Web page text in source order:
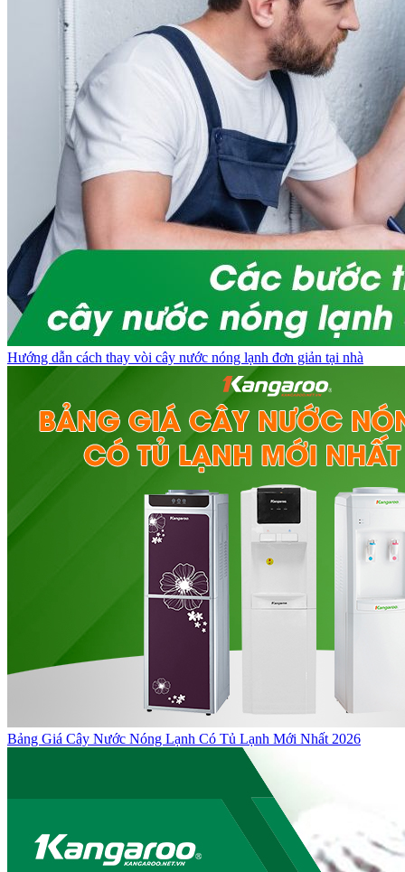
Hướng dẫn cách thay vòi cây nước nóng lạnh đơn giản tại nhà
Bảng Giá Cây Nước Nóng Lạnh Có Tủ Lạnh Mới Nhất 2026